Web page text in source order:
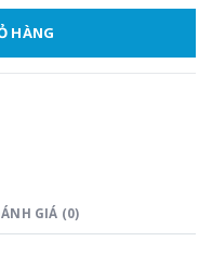
HÀNG
GIÁ (0)